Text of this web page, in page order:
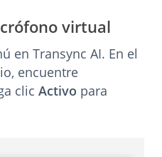
virtual
en Transync AI. En el
encuentre
clic Activo para